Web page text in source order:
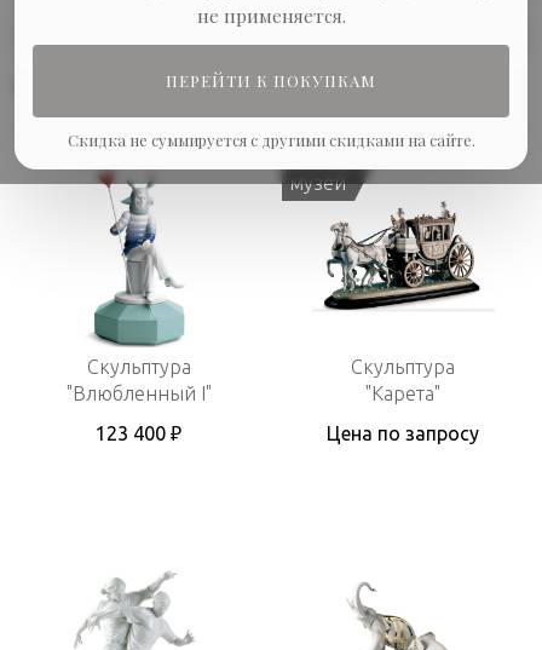
не применяется.
ПЕРЕЙТИ К ПОКУПКАМ
Скидка не суммируется с другими скидками на сайте.
Скульптура
"Влюбленный I"
123 400 ₽
музей
Скульптура
"Карета"
Цена по запросу